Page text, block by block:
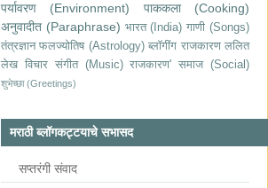
पर्यावरण (Environment)
पाककला (Cooking)
अनुवादीत (Paraphrase) भारत (India) गाणी (Songs)
तंत्रज्ञान फलज्योतिष (Astrology) ब्लॉगींग राजकारण ललित
लेख विचार संगीत (Music) राजकारण' समाज (Social)
शुभेच्छा (Greetings)
मराठी ब्लॉगकट्टयाचे सभासद
सप्तरंगी संवाद